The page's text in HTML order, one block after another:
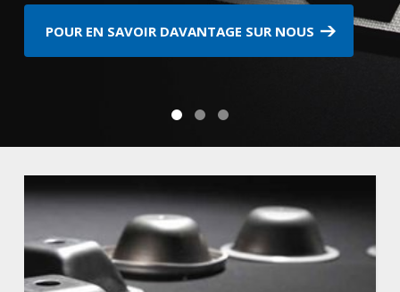
POUR EN SAVOIR DAVANTAGE SUR NOUS